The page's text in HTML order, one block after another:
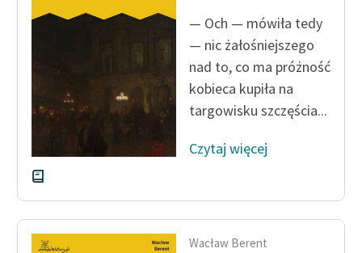
feministycznej
Kolekcje edukacyjne
twórców przechodzących
do domeny publicznej,
Starego Testamentu
Odkurzamy bohaterów
Szkoła Poezji Wolnych
Lektur
— Och — mówiła tedy
— nic żałośniejszego
nad to, co ma próżność
kobieca kupiła na
targowisku szczęścia...
Czytaj więcej
Wacław Berent